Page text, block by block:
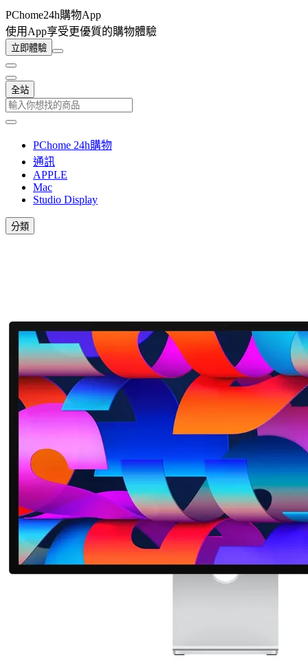
PChome24h購物App
使用App享受更優質的購物體驗
立即體驗
全站
PChome 24h購物
通訊
APPLE
Mac
Studio Display
分類